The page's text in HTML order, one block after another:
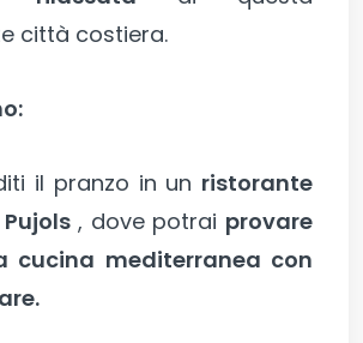
città costiera.
il pranzo in un ristorante
, dove potrai provare
cucina mediterranea con